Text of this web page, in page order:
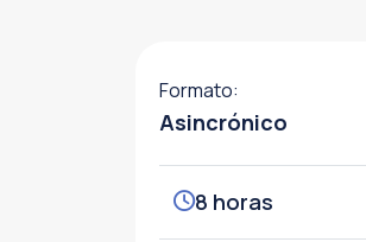
Formato:
Asincrónico
8 horas